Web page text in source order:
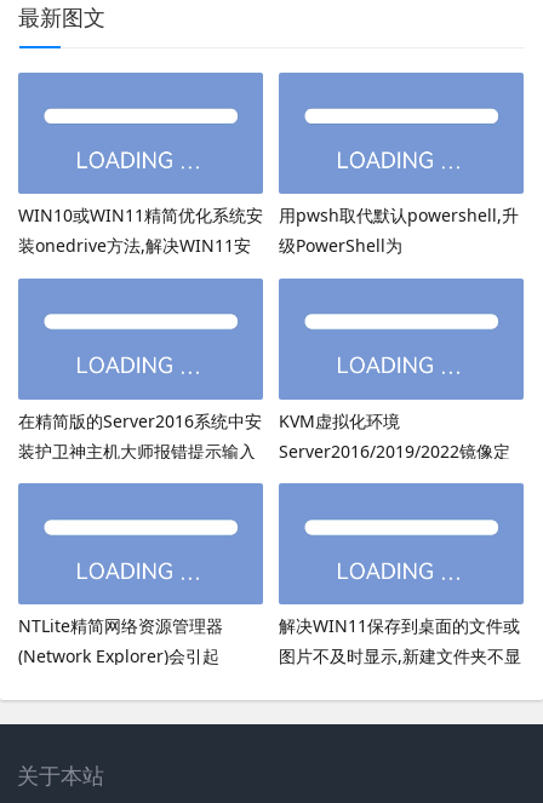
最新图文
WIN10或WIN11精简优化系统安
装onedrive方法,解决WIN11安
装onedrive后无法打开
用pwsh取代默认powershell,升
级PowerShell为
PowerShell7.6.3等高版本
在精简版的Server2016系统中安
装护卫神主机大师报错提示输入
的密码超过了14个字符
KVM虚拟化环境
Server2016/2019/2022镜像定
制：用DISM离线注入virtio驱动
NTLite精简网络资源管理器
(Network Explorer)会引起
解决WIN11保存到桌面的文件或
图片不及时显示,新建文件夹不显
关于本站